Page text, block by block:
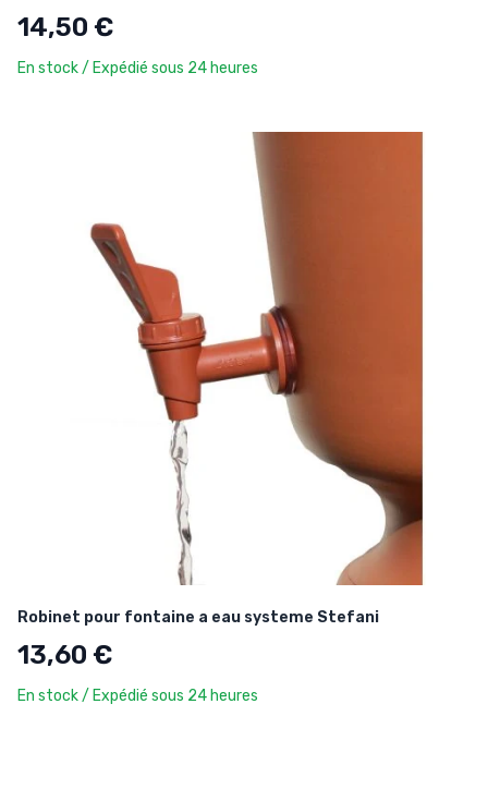
14,50 €
En stock / Expédié sous 24 heures
Robinet pour fontaine a eau systeme Stefani
13,60 €
En stock / Expédié sous 24 heures